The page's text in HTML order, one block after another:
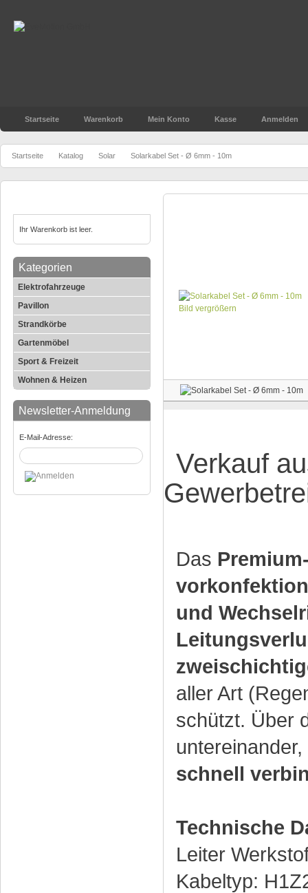
Startseite Warenkorb Mein Konto Kasse Anmelden
Startseite Katalog Solar Solarkabel Set - Ø 6mm - 10m
Ihr Warenkorb ist leer.
Kategorien
Elektrofahrzeuge
Pavillon
Strandkörbe
Gartenmöbel
Sport & Freizeit
Wohnen & Heizen
Newsletter-Anmeldung
E-Mail-Adresse:
Bild vergrößern
Verkauf
Das
und
aller Art
schützt. Über
schnell
Technische
Leiter
Kabeltyp: